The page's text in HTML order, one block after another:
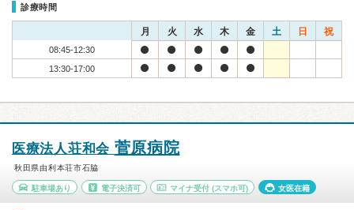
診療時間
月 火 水 木 金 土 日 祝
08:45-12:30
13:30-17:00
医療法人荘和会 菅原病院
秋田県由利本荘市石脇
駐車場あり 電子決済可 マイナ受付 (スマホ可) 女医在籍